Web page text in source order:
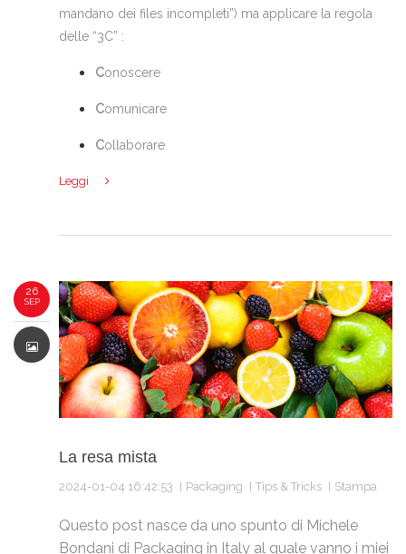
mandano dei files incompleti”) ma applicare la regola
delle “3C” :
Conoscere
Comunicare
Collaborare
Leggi
26
SEP
La resa mista
2024-01-04 16:42:53 Packaging Tips & Tricks Stampa
Questo post nasce da uno spunto di Michele
Bondani di Packaging in Italy al quale vanno i miei